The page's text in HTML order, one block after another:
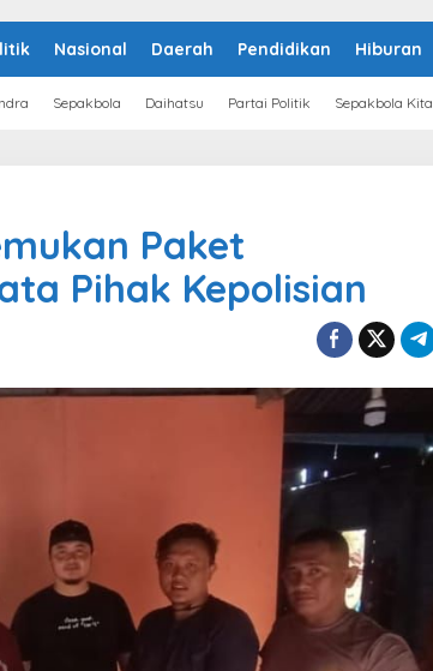
Nasional Daerah Pendidikan Hiburan
Sepakbola Daihatsu Partai Politik Sepakbola Kita
Paket
Pihak Kepolisian